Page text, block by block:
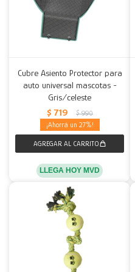
Cubre Asiento Protector para
auto universal mascotas -
Gris/celeste
$ 719 $ 990
27
LLEGA HOY MVD